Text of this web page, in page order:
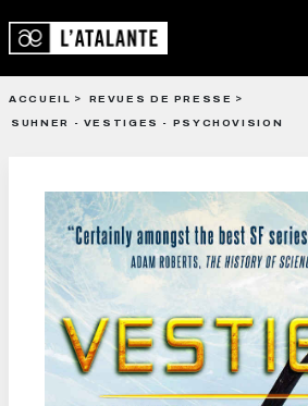
ACCUEIL
REVUES DE PRESSE
SUHNER - VESTIGES - PSYCHOVISION